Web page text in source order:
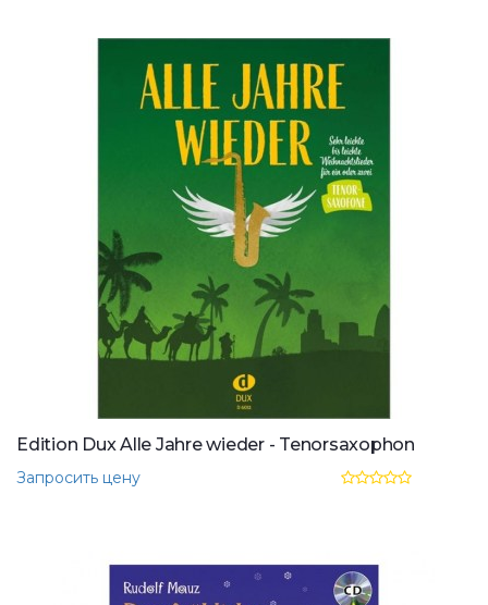
Edition Dux Alle Jahre wieder - Tenorsaxophon
Запросить цену